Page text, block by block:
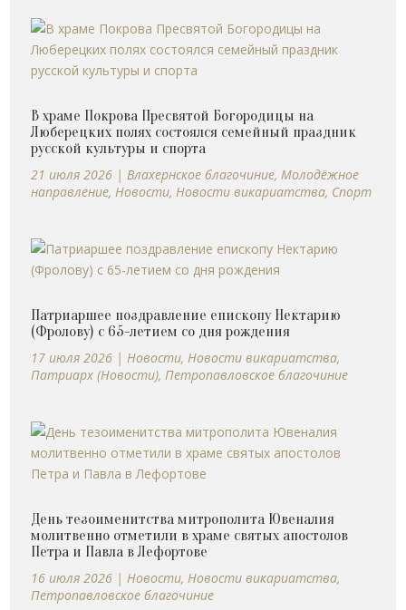
В храме Покрова Пресвятой Богородицы на
Люберецких полях состоялся семейный праздник
русской культуры и спорта
21 июля 2026 |Влахернское благочиние,Молодёжное
направление,Новости,Новости викариатства, Спорт
Патриаршее поздравление епископу Нектарию
(Фролову) с 65-летием со дня рождения
17 июля 2026 |Новости,Новости викариатства,
Патриарх (Новости),Петропавловское благочиние
День тезоименитства митрополита Ювеналия
молитвенно отметили в храме святых апостолов
Петра и Павла в Лефортове
16 июля 2026 |Новости,Новости викариатства,
Петропавловское благочиние